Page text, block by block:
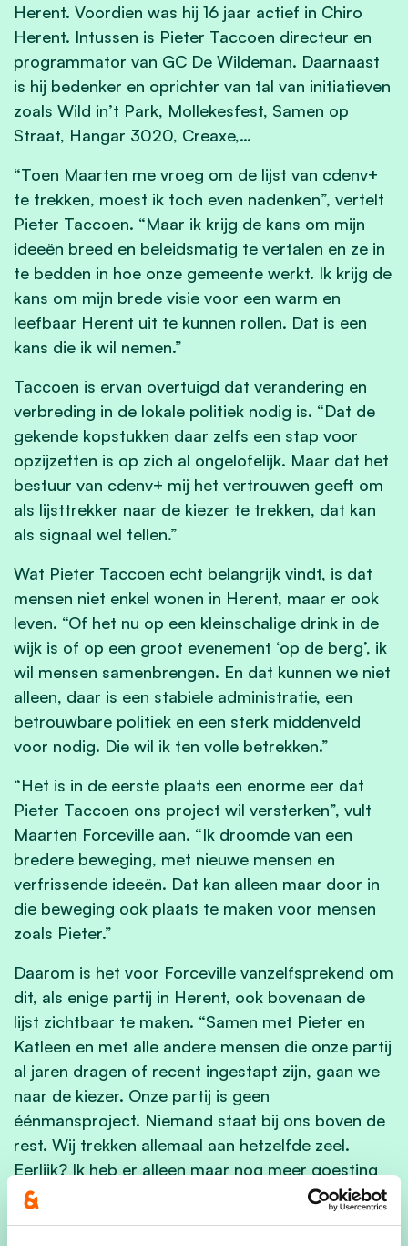
Herent. Voordien was hij 16 jaar actief in Chiro
Herent. Intussen is Pieter Taccoen directeur en
programmator van GC De Wildeman. Daarnaast
is hij bedenker en oprichter van tal van initiatieven
zoals Wild in’t Park, Mollekesfest, Samen op
Straat, Hangar 3020, Creaxe,…
“Toen Maarten me vroeg om de lijst van cdenv+
te trekken, moest ik toch even nadenken”, vertelt
Pieter Taccoen. “Maar ik krijg de kans om mijn
ideeën breed en beleidsmatig te vertalen en ze in
te bedden in hoe onze gemeente werkt. Ik krijg de
kans om mijn brede visie voor een warm en
leefbaar Herent uit te kunnen rollen. Dat is een
kans die ik wil nemen.”
Taccoen is ervan overtuigd dat verandering en
verbreding in de lokale politiek nodig is. “Dat de
gekende kopstukken daar zelfs een stap voor
opzijzetten is op zich al ongelofelijk. Maar dat het
bestuur van cdenv+ mij het vertrouwen geeft om
als lijsttrekker naar de kiezer te trekken, dat kan
als signaal wel tellen.”
Wat Pieter Taccoen echt belangrijk vindt, is dat
mensen niet enkel wonen in Herent, maar er ook
leven. “Of het nu op een kleinschalige drink in de
wijk is of op een groot evenement ‘op de berg’, ik
wil mensen samenbrengen. En dat kunnen we niet
alleen, daar is een stabiele administratie, een
betrouwbare politiek en een sterk middenveld
voor nodig. Die wil ik ten volle betrekken.”
“Het is in de eerste plaats een enorme eer dat
Pieter Taccoen ons project wil versterken”, vult
Maarten Forceville aan. “Ik droomde van een
bredere beweging, met nieuwe mensen en
verfrissende ideeën. Dat kan alleen maar door in
die beweging ook plaats te maken voor mensen
zoals Pieter.”
Daarom is het voor Forceville vanzelfsprekend om
dit, als enige partij in Herent, ook bovenaan de
lijst zichtbaar te maken. “Samen met Pieter en
Katleen en met alle andere mensen die onze partij
al jaren dragen of recent ingestapt zijn, gaan we
naar de kiezer. Onze partij is geen
éénmansproject. Niemand staat bij ons boven de
rest. Wij trekken allemaal aan hetzelfde zeel.
Eerlijk? Ik heb er alleen maar nog meer goesting
in gekregen!”